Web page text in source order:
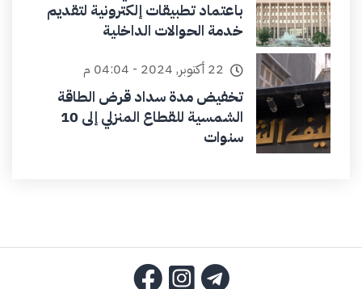
باعتماد تطبيقات إلكترونية لتقديم
خدمة الحوالات الداخلية
22 أكتوبر, 2024 - 04:04 م
تخفيض مدة سداد قرض الطاقة
الشمسية للقطاع المنزلي إلى 10
سنوات